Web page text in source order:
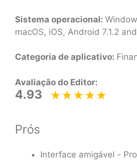
Sistema operacional:
macOS, iOS, Android 7.1.2
Categoria de aplicativo:
Avaliação do Editor:
4.93
Prós
Interface amigável -